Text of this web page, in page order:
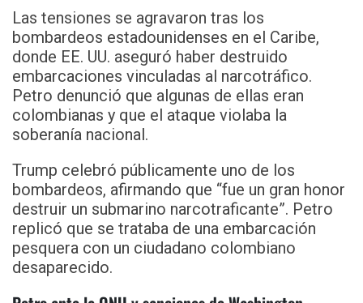
Las tensiones se agravaron tras los
bombardeos estadounidenses en el Caribe,
donde EE. UU. aseguró haber destruido
embarcaciones vinculadas al narcotráfico.
Petro denunció que algunas de ellas eran
colombianas y que el ataque violaba la
soberanía nacional.
Trump celebró públicamente uno de los
bombardeos, afirmando que “fue un gran honor
destruir un submarino narcotraficante”. Petro
replicó que se trataba de una embarcación
pesquera con un ciudadano colombiano
desaparecido.